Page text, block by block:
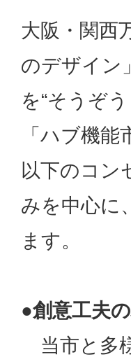
大阪・関西
のデザイン
を“そうぞ
「ハブ機
以下のコン
みを中心に
ます。
●創意工夫
当市と多